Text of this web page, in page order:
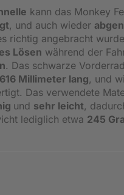
kann das Monkey
, und auch wieder
richtig angebracht
Lösen während der
. Das schwarze
616 Millimeter lang, und
Das verwendete
und sehr leicht,
lediglich etwa 245